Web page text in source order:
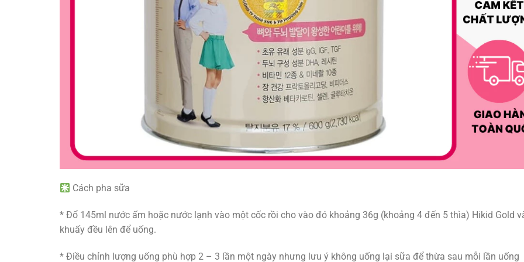
Cách pha sữa
* Đổ 145ml nước ấm hoặc nước lạnh vào một cốc rồi cho vào đó khoảng 36g (khoảng 4 đến 5 thìa) Hikid Gold
khuấy đều lên để uống.
* Điều chỉnh lượng uống phù hợp 2 – 3 lần một ngày nhưng lưu ý không uống lại sữa để thừa sau mỗi lần uống